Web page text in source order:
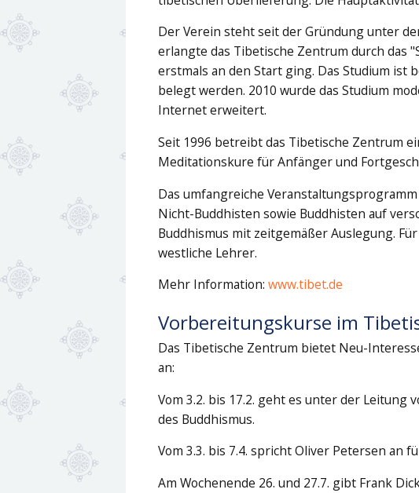
Der Verein steht seit der Gründung unter
erlangte das Tibetische Zentrum durch das
erstmals an den Start ging. Das Studium
belegt werden. 2010 wurde das Studium
Internet erweitert.
Seit 1996 betreibt das Tibetische Zentrum
Meditationskure für Anfänger und
Das umfangreiche
Nicht-Buddhisten sowie Buddhisten auf
Buddhismus mit zeitgemäßer Auslegung.
westliche Lehrer.
Mehr Information: www.tibet.de
Vorbereitungskurse im
Das Tibetische Zentrum bietet Neu-
an:
Vom 3.2. bis 17.2. geht es unter der Leitung
des Buddhismus.
Vom 3.3. bis 7.4. spricht Oliver Petersen an
Am Wochenende 26. und 27.7. gibt Frank